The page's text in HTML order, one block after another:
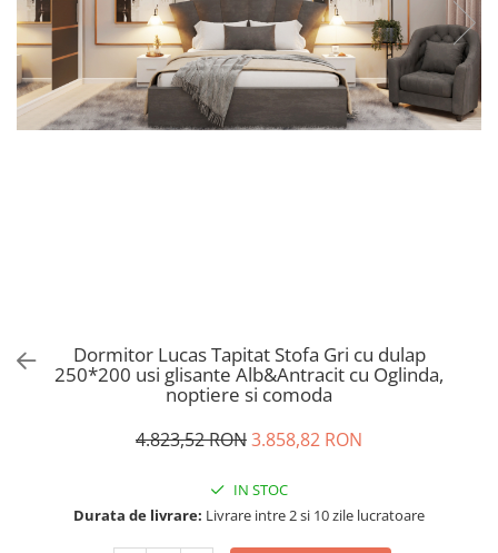
Dormitor Lucas Tapitat Stofa Gri cu dulap
250*200 usi glisante Alb&Antracit cu Oglinda,
noptiere si comoda
4.823,52 RON3.858,82 RON
IN STOC
Durata de livrare: Livrare intre 2 si 10 zile lucratoare